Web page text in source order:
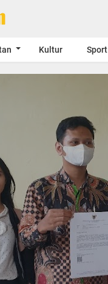
Kultur Sport